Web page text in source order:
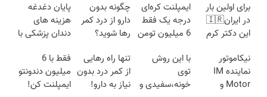
برای اولین بار
در ایران🇮🇷
این دکتر کرم
روزه ساخت!
ایمپلنت کره‌ای
درجه یک فقط
6 میلیون تومن
چگونه بدون
دارو از درد کمر
رها شوید؟
رو پرکن)
پایان دغدغه
هزینه های
دندان پزشکی با
کننده خانگی
نیکاموتور
نماینده IM
Motor و
با این روش
توی
خونه،سفیدی و
تنها راه رهایی
از کمر درد بدون
نیاز به دارو!
فقط با 6
میلیون دندونتو
ایمپلنت کن!